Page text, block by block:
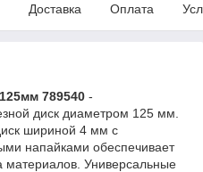
Доставка Оплата
789540 -
диск диаметром 125 мм.
шириной 4 мм с
напайками обеспечивает
материалов. Универсальные